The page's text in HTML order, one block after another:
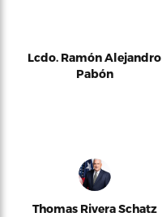
Lcdo. Ramón Alejandro
Pabón
Thomas Rivera Schatz